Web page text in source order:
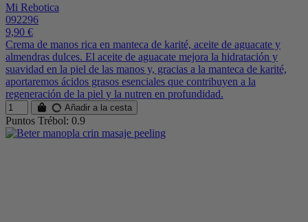
Mi Rebotica
092296
9,90 €
Crema de manos rica en manteca de karité, aceite de aguacate y
almendras dulces. El aceite de aguacate mejora la hidratación y
suavidad en la piel de las manos y, gracias a la manteca de karité,
aportaremos ácidos grasos esenciales que contribuyen a la
regeneración de la piel y la nutren en profundidad.
Añadir a la cesta
Puntos Trébol: 0.9